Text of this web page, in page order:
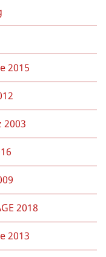
2015
2003
2018
2013